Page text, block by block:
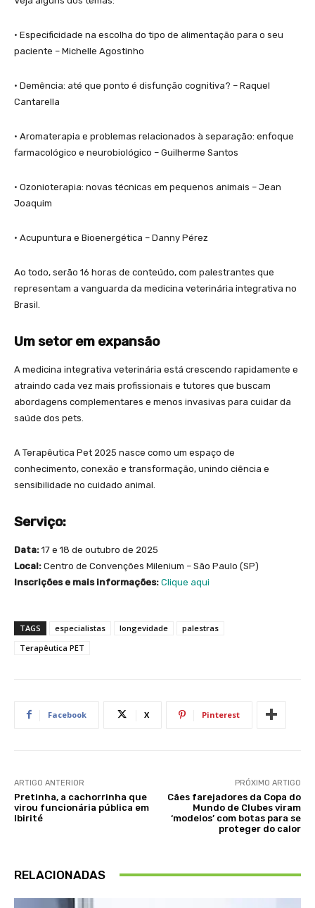
• Especificidade na escolha do tipo de alimentação para o seu
paciente – Michelle Agostinho
• Demência: até que ponto é disfunção cognitiva? – Raquel
Cantarella
• Aromaterapia e problemas relacionados à separação: enfoque
farmacológico e neurobiológico – Guilherme Santos
• Ozonioterapia: novas técnicas em pequenos animais – Jean
Joaquim
• Acupuntura e Bioenergética – Danny Pérez
Ao todo, serão 16 horas de conteúdo, com palestrantes que
representam a vanguarda da medicina veterinária integrativa no
Brasil.
Um setor em expansão
A medicina integrativa veterinária está crescendo rapidamente e
atraindo cada vez mais profissionais e tutores que buscam
abordagens complementares e menos invasivas para cuidar da
saúde dos pets.
A Terapêutica Pet 2025 nasce como um espaço de
conhecimento, conexão e transformação, unindo ciência e
sensibilidade no cuidado animal.
Serviço:
Data: 17 e 18 de outubro de 2025
Local: Centro de Convenções Milenium – São Paulo (SP)
Inscrições e mais informações: Clique aqui
TAGS especialistas longevidade
palestras
Terapêutica PET
Facebook X Pinterest
ARTIGO ANTERIOR
Pretinha, a cachorrinha que
virou funcionária pública em
Ibirité
PRÓXIMO ARTIGO
Cães farejadores da Copa do
Mundo de Clubes viram
‘modelos’ com botas para se
proteger do calor
RELACIONADAS